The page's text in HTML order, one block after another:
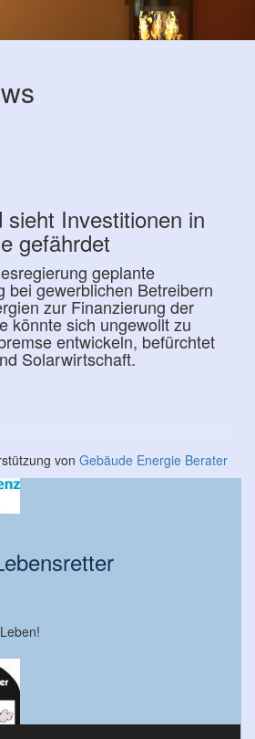
sieht Investitionen in
gefährdet
geplante
bei gewerblichen Betreibern
zur Finanzierung der
könnte sich ungewollt zu
entwickeln, befürchtet
Solarwirtschaft.
von Gebäude Energie Berater